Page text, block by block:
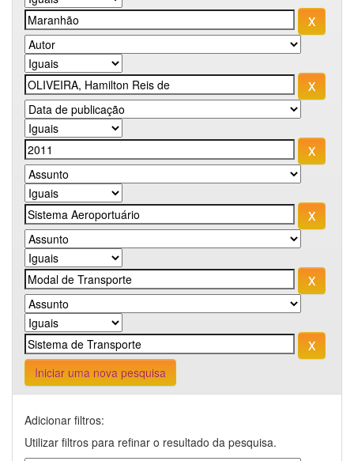
Iniciar uma nova pesquisa
Adicionar filtros:
Utilizar filtros para refinar o resultado da pesquisa.